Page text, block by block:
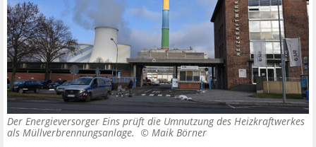
Der Energieversorger Eins prüft die Umnutzung des Heizkraftwerkes
als Müllverbrennungsanlage. © Maik Börner